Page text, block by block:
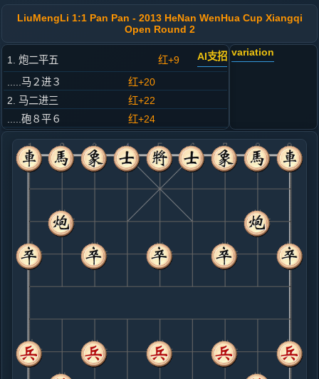
LiuMengLi 1:1 Pan Pan - 2013 HeNan WenHua Cup Xiangqi
Open Round 2
1. 炮二平五 红+9 AI支招
.....马２进３
红+20
2. 马二进三
红+22
.....砲８平６
红+24
3. 车一平二
红+20
.....马８进７
红+21
4. 兵三进一
红+17
.....卒３进１
红+17
5. 马八进九
红+13
.....象７进５
6. 炮八平七
红+15
炮八平六
.....车１平２
红+10
7. 车九平八
红+6
8. 车二进六
黑+4
兵五进一
.....士６进５
红+7
车９平８
9. 仕四进五
黑+15
炮七退一
variation